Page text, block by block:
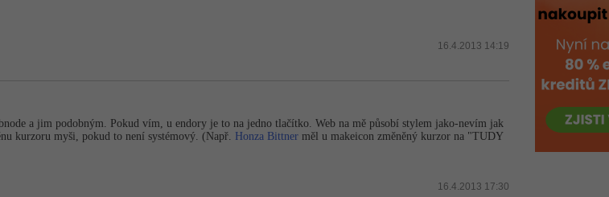
16.4.2013 14:19
a jim podobným. Pokud vím, u endory je to na jedno tlačítko. Web na mě působí stylem jako-nevím jak
kurzoru myši, pokud to není systémový. (Např. Honza Bittner měl u makeicon změněný kurzor na "TUDY
16.4.2013 17:30